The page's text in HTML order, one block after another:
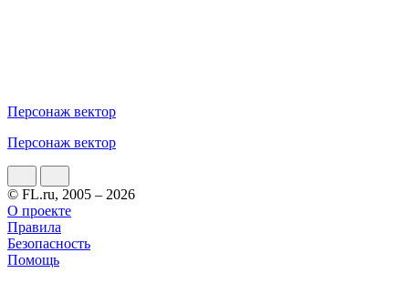
Персонаж вектор
Персонаж вектор
© FL.ru, 2005 – 2026
О проекте
Правила
Безопасность
Помощь